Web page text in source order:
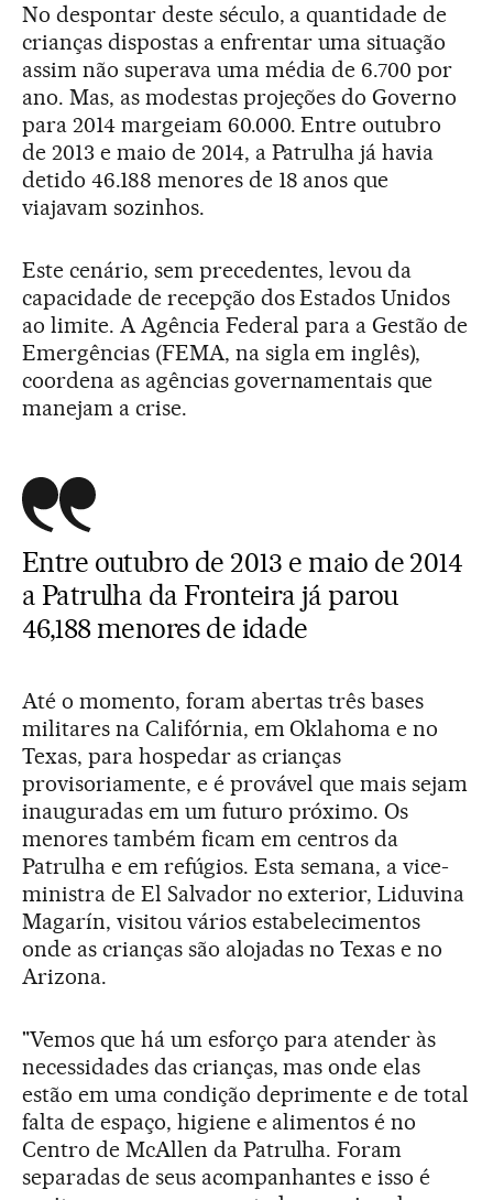
No despontar deste século, a quantidade de
crianças dispostas a enfrentar uma situação
assim não superava uma média de 6.700 por
ano. Mas, as modestas projeções do Governo
para 2014 margeiam 60.000. Entre outubro
de 2013 e maio de 2014, a Patrulha já havia
detido 46.188 menores de 18 anos que
viajavam sozinhos.
Este cenário, sem precedentes, levou da
capacidade de recepção dos Estados Unidos
ao limite. A Agência Federal para a Gestão de
Emergências (FEMA, na sigla em inglês),
coordena as agências governamentais que
manejam a crise.
Entre outubro de 2013 e maio de 2014
a Patrulha da Fronteira já parou
46,188 menores de idade
Até o momento, foram abertas três bases
militares na Califórnia, em Oklahoma e no
Texas, para hospedar as crianças
provisoriamente, e é provável que mais sejam
inauguradas em um futuro próximo. Os
menores também ficam em centros da
Patrulha e em refúgios. Esta semana, a vice-
ministra de El Salvador no exterior, Liduvina
Magarín, visitou vários estabelecimentos
onde as crianças são alojadas no Texas e no
Arizona.
"Vemos que há um esforço para atender às
necessidades das crianças, mas onde elas
estão em uma condição deprimente e de total
falta de espaço, higiene e alimentos é no
Centro de McAllen da Patrulha. Foram
separadas de seus acompanhantes e isso é